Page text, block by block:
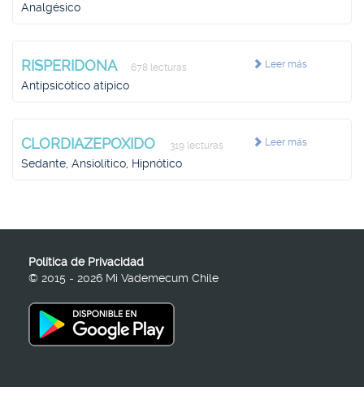
Analgésico
Leer más
RISPERIDONA 678 lecturas
Antipsicótico atípico
Leer más
CLORDIAZEPOXIDO 319 lecturas
Sedante, Ansiolítico, Hipnótico
Política de Privacidad
© 2015 - 2026 Mi Vademecum Chile